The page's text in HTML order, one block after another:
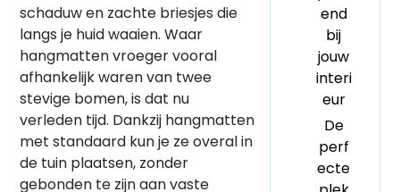
schaduw en zachte briesjes die
langs je huid waaien. Waar
hangmatten vroeger vooral
afhankelijk waren van twee
stevige bomen, is dat nu
verleden tijd. Dankzij hangmatten
met standaard kun je ze overal in
de tuin plaatsen, zonder
gebonden te zijn aan vaste
end
bij
jouw
interi
eur
De
perf
ecte